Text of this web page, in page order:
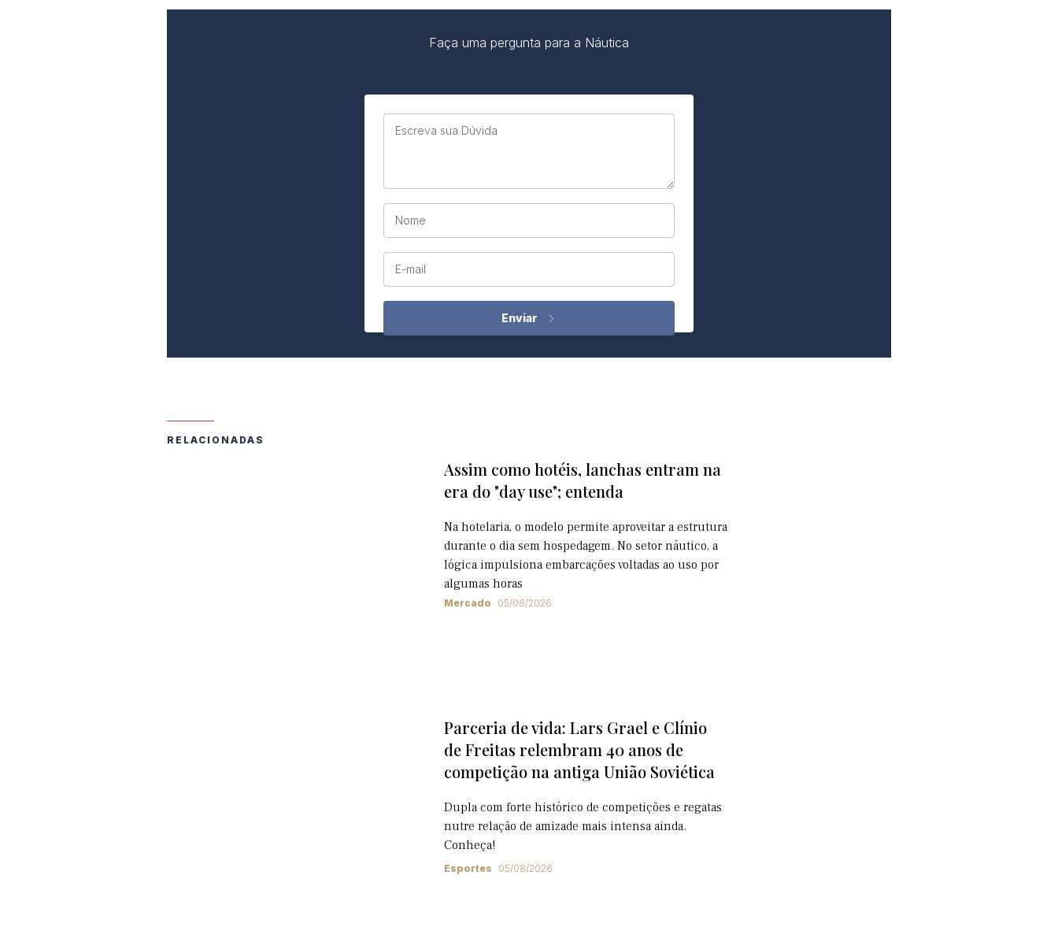
Faça uma pergunta para a Náutica
Escreva sua Dúvida
Nome
E-mail
RELACIONADAS
Assim como hotéis, lanchas entram na
era do "day use"; entenda
Na hotelaria, o modelo permite aproveitar a estrutura
durante o dia sem hospedagem. No setor náutico, a
lógica impulsiona embarcações voltadas ao uso por
algumas horas
Mercado 05/08/2026
Parceria de vida: Lars Grael e Clínio
de Freitas relembram 40 anos de
competição na antiga União Soviética
Dupla com forte histórico de competições e regatas
nutre relação de amizade mais intensa ainda.
Conheça!
Esportes 05/08/2026